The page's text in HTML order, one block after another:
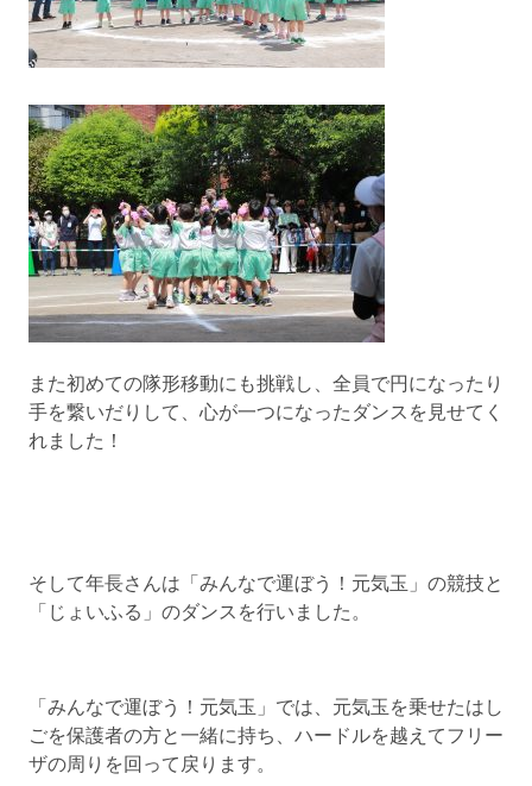
また初めての隊形移動にも挑戦し、全員で円になったり
手を繋いだりして、心が一つになったダンスを見せてく
れました！
そして年長さんは「みんなで運ぼう！元気玉」の競技と
「じょいふる」のダンスを行いました。
「みんなで運ぼう！元気玉」では、元気玉を乗せたはし
ごを保護者の方と一緒に持ち、ハードルを越えてフリー
ザの周りを回って戻ります。